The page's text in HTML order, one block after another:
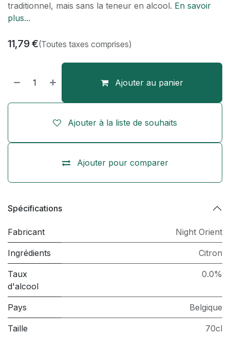
traditionnel, mais sans la teneur en alcool. En savoir
plus...
11,79€(Toutes taxes comprises)
Ajouter au panier
Ajouter pour comparer
Ajouter à la liste de souhaits
Spécifications
Fabricant Night Orient
Ingrédients Citron
Taux
d'alcool
0.0%
Pays Belgique
Taille 70cl